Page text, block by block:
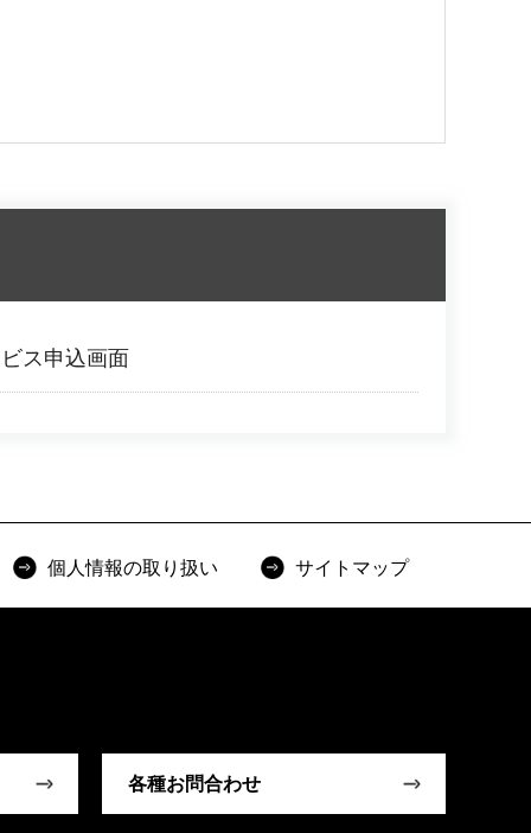
ス申込画面
個人情報の取り扱い サイトマップ
各種お問合わせ